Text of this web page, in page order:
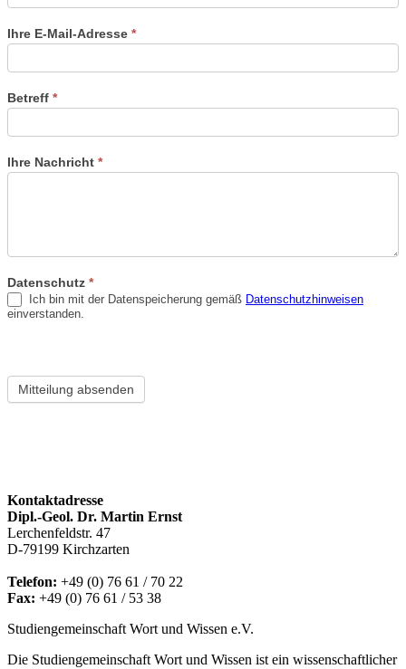
Ihre E-Mail-Adresse *
Betreff *
Ihre Nachricht *
Datenschutz *
Ich bin mit der Datenspeicherung gemäß Datenschutzhinweisen
einverstanden.
Mitteilung absenden
Kontaktadresse
Dipl.-Geol. Dr. Martin Ernst
Lerchenfeldstr. 47
D-79199 Kirchzarten
Telefon: +49 (0) 76 61 / 70 22
Fax: +49 (0) 76 61 / 53 38
Studiengemeinschaft Wort und Wissen e.V.
Die Studiengemeinschaft Wort und Wissen ist ein wissenschaftlicher